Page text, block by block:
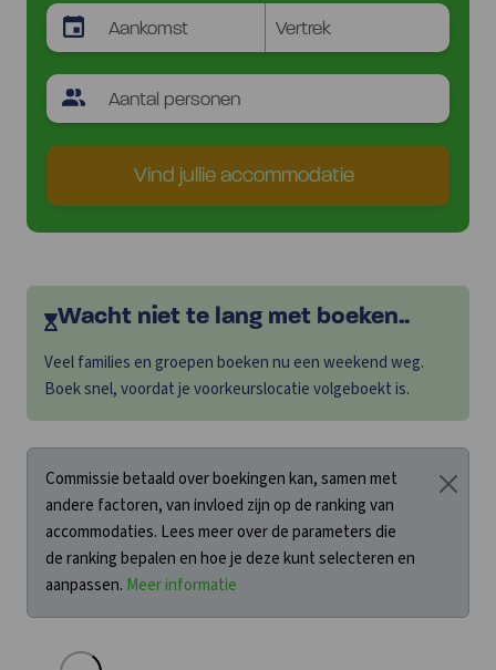
Vind jullie accommodatie
Wacht niet te lang met boeken..
Veel families en groepen boeken nu een weekend weg.
Boek snel, voordat je voorkeurslocatie volgeboekt is.
Commissie betaald over boekingen kan, samen met
andere factoren, van invloed zijn op de ranking van
accommodaties. Lees meer over de parameters die
de ranking bepalen en hoe je deze kunt selecteren en
aanpassen. Meer informatie